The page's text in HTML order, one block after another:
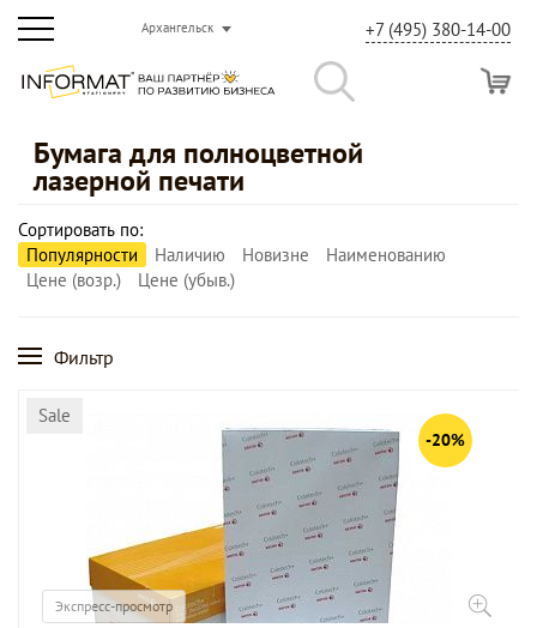
Архангельск +7 (495) 380-14-00
Бумага для полноцветной
лазерной печати
Сортировать по:
Популярности
Наличию Новизне
Наименованию
Цене (возр.)
Цене (убыв.)
Фильтр
Sale
-20%
Экспресс-просмотр